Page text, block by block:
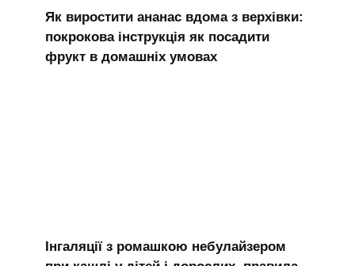
Як виростити ананас вдома з верхівки:
покрокова інструкція як посадити
фрукт в домашніх умовах
Інгаляції з ромашкою небулайзером